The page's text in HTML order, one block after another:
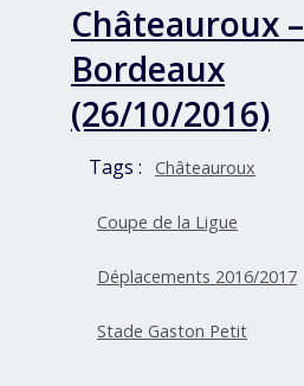
Châteauroux –
Bordeaux
(26/10/2016)
Tags : Châteauroux
Coupe de la Ligue
Déplacements 2016/2017
Stade Gaston Petit